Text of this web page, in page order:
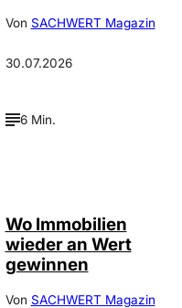
Von SACHWERT Magazin
30.07.2026
6 Min.
Wo Immobilien
wieder an Wert
gewinnen
Von SACHWERT Magazin